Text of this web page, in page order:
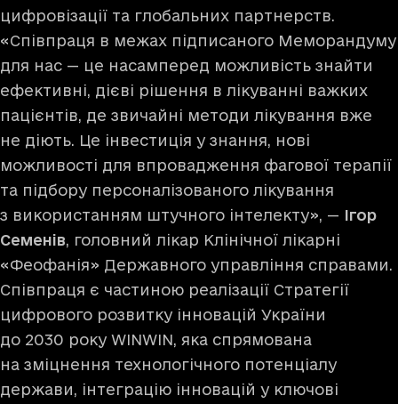
цифровізації та глобальних партнерств.
«Cпівпраця в межах підписаного Меморандуму
для нас — це насамперед можливість знайти
ефективні, дієві рішення в лікуванні важких
пацієнтів, де звичайні методи лікування вже
не діють. Це інвестиція у знання, нові
можливості для впровадження фагової терапії
та підбору персоналізованого лікування
з використанням штучного інтелекту», — Ігор
Семенів, головний лікар Клінічної лікарні
«Феофанія» Державного управління справами.
Співпраця є частиною реалізації Стратегії
цифрового розвитку інновацій України
до 2030 року WINWIN, яка спрямована
на зміцнення технологічного потенціалу
держави, інтеграцію інновацій у ключові